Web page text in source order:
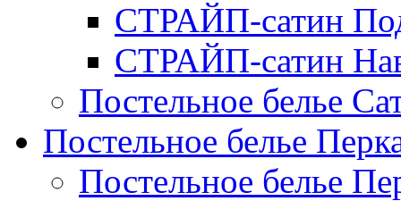
СТРАЙП-сатин
СТРАЙП-сатин
Постельное белье
Постельное белье
Постельное белье